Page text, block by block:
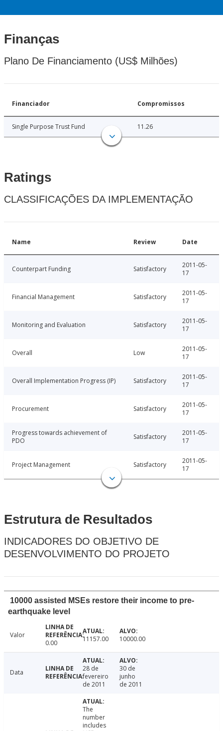
Finanças
Plano De Financiamento (US$ Milhões)
Financiador Compromissos
Single Purpose Trust Fund 11.26
Ratings
CLASSIFICAÇÕES DA IMPLEMENTAÇÃO
Name Review Date
Counterpart Funding Satisfactory
2011-05-
17
Financial Management Satisfactory
2011-05-
17
Monitoring and Evaluation Satisfactory
2011-05-
17
Overall Low
2011-05-
17
Overall Implementation Progress (IP) Satisfactory
2011-05-
17
Procurement Satisfactory
2011-05-
17
Progress towards achievement of
PDO
Satisfactory
2011-05-
17
Project Management Satisfactory
2011-05-
17
Estrutura de Resultados
INDICADORES DO OBJETIVO DE
DESENVOLVIMENTO DO PROJETO
10000 assisted MSEs restore their income to pre-
earthquake level
Valor
0.00
11157.00 10000.00
Data
28 de
fevereiro
de 2011
30 de
junho
de 2011
The
number
includes